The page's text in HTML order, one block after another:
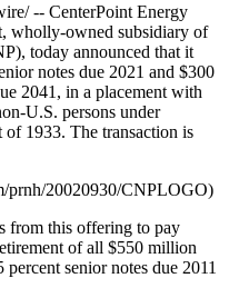
-- CenterPoint Energy
wholly-owned subsidiary of
today announced that it
notes due 2021 and $300
2041, in a placement with
U.S. persons under
1933. The transaction is
prnh/20020930/CNPLOGO)
from this offering to pay
of all $550 million
senior notes due 2011